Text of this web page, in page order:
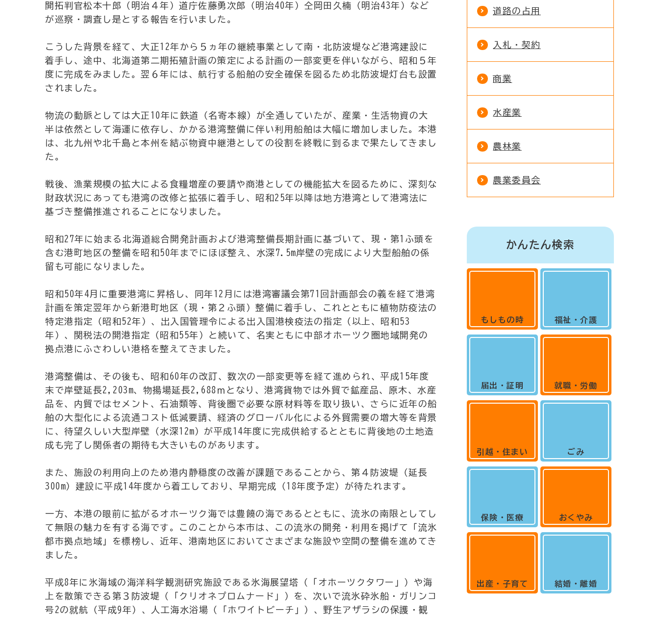
開拓判官松本十郎（明治４年）道庁佐藤勇次郎（明治40年）仝岡田久楠（明治43年）など
が巡察・調査し是とする報告を行いました。
こうした背景を経て、大正12年から５ヵ年の継続事業として南・北防波堤など港湾建設に
着手し、途中、北海道第二期拓殖計画の策定による計画の一部変更を伴いながら、昭和５年
度に完成をみました。翌６年には、航行する船舶の安全確保を図るため北防波堤灯台も設置
されました。
物流の動脈としては大正10年に鉄道（名寄本線）が全通していたが、産業・生活物資の大
半は依然として海運に依存し、かかる港湾整備に伴い利用船舶は大幅に増加しました。本港
は、北九州や北千島と本州を結ぶ物資中継港としての役割を終戦に到るまで果たしてきまし
た。
戦後、漁業規模の拡大による食糧増産の要請や商港としての機能拡大を図るために、深刻な
財政状況にあっても港湾の改修と拡張に着手し、昭和25年以降は地方港湾として港湾法に
基づき整備推進されることになりました。
昭和27年に始まる北海道総合開発計画および港湾整備長期計画に基づいて、現・第1ふ頭を
含む港町地区の整備を昭和50年までにほぼ整え、水深7.5m岸壁の完成により大型船舶の係
留も可能になりました。
昭和50年4月に重要港湾に昇格し、同年12月には港湾審議会第71回計画部会の義を経て港湾
計画を策定翌年から新港町地区（現・第２ふ頭）整備に着手し、これとともに植物防疫法の
特定港指定（昭和52年）、出入国管理令による出入国港検疫法の指定（以上、昭和53
年）、関税法の開港指定（昭和55年）と続いて、名実ともに中部オホーツク圏地域開発の
拠点港にふさわしい港格を整えてきました。
港湾整備は、その後も、昭和60年の改訂、数次の一部変更等を経て進められ、平成15年度
末で岸壁延長2,203m、物揚場延長2,688ｍとなり、港湾貨物では外貿で鉱産品、原木、水産
品を、内貿ではセメント、石油類等、背後圏で必要な原材料等を取り扱い、さらに近年の船
舶の大型化による流通コスト低減要請、経済のグローバル化による外貿需要の増大等を背景
に、待望久しい大型岸壁（水深12m）が平成14年度に完成供給するとともに背後地の土地造
成も完了し関係者の期待も大きいものがあります。
また、施設の利用向上のため港内静穏度の改善が課題であることから、第４防波堤（延長
300m）建設に平成14年度から着工しており、早期完成（18年度予定）が待たれます。
一方、本港の眼前に拡がるオホーツク海では豊饒の海であるとともに、流氷の南限としてし
て無限の魅力を有する海です。このことから本市は、この流氷の開発・利用を掲げて「流氷
都市拠点地域」を標榜し、近年、港南地区においてさまざまな施設や空間の整備を進めてき
ました。
平成8年に氷海域の海洋科学観測研究施設である氷海展望塔（「オホーツクタワー」）や海
上を散策できる第３防波堤（「クリオネプロムナード」）を、次いで流氷砕氷船・ガリンコ
号2の就航（平成9年）、人工海水浴場（「ホワイトビーチ」）、野生アザラシの保護・観
道路の占用
入札・契約
商業
水産業
農林業
農業委員会
かんたん検索
もしもの時
届出・証明
引越・住まい
保険・医療
出産・子育て
福祉・介護
就職・労働
ごみ
おくやみ
結婚・離婚